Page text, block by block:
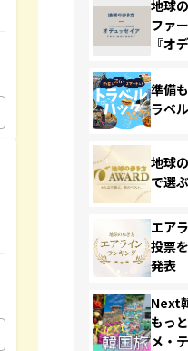
地球
ファ
『オ
準備
ラベ
地球
で選
エア
投票
発表
Next
もっ
メ・